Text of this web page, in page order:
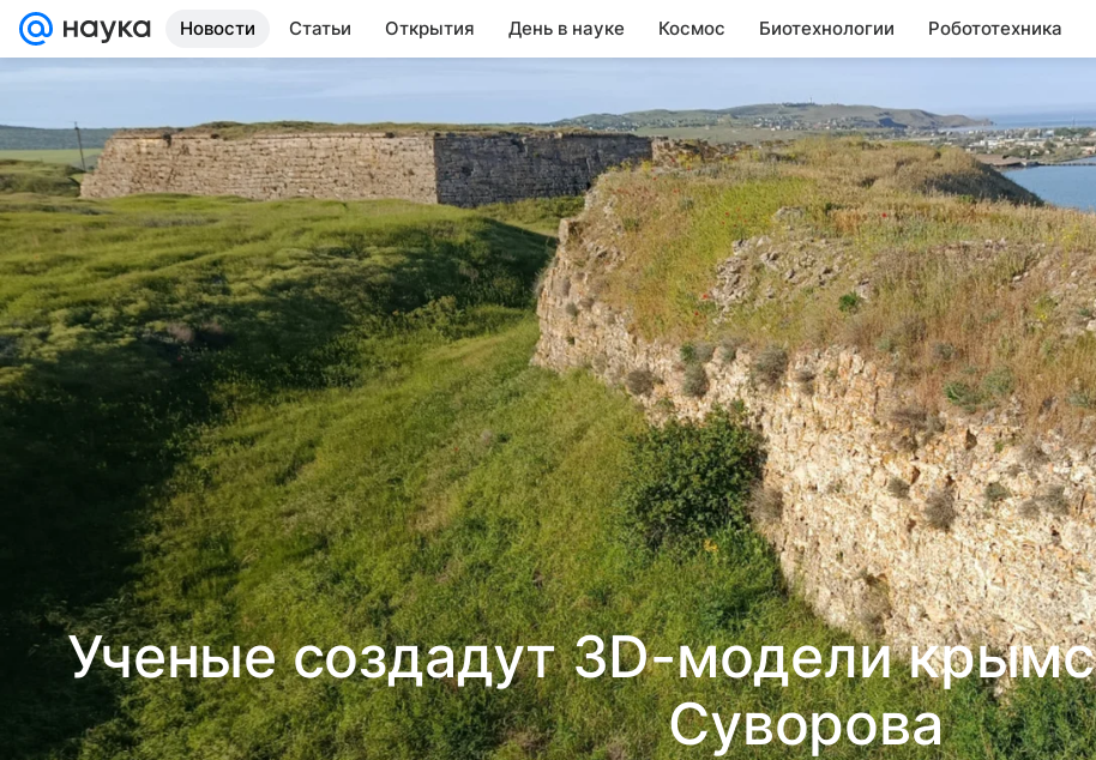
Новости Статьи Открытия День в науке Космос Биотехнологии Робототехника
Ученые создадут 3D-модели
Суворова